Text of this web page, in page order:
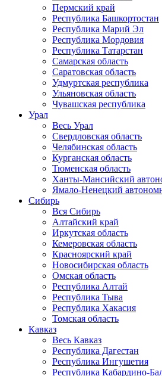
Пермский край
Республика Башкортостан
Республика Марий Эл
Республика Мордовия
Республика Татарстан
Самарская область
Саратовская область
Удмуртская республика
Ульяновская область
Чувашская республика
Урал
Весь Урал
Свердловская область
Челябинская область
Курганская область
Тюменская область
Ханты-Мансийский
Ямало-Ненецкий
Сибирь
Вся Сибирь
Алтайский край
Иркутская область
Кемеровская область
Красноярский край
Новосибирская область
Омская область
Республика Алтай
Республика Тыва
Республика Хакасия
Томская область
Кавказ
Весь Кавказ
Республика Дагестан
Республика Ингушетия
Республика Кабардино-